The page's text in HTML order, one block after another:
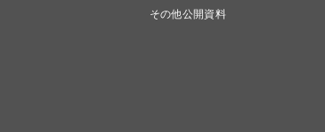
その他公開資料